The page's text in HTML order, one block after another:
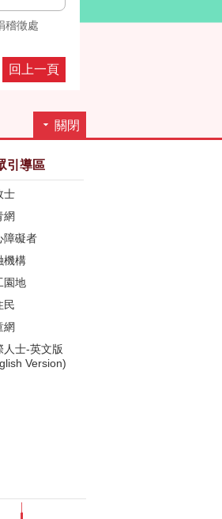
稽徵處
回上一頁
關閉
引導區
士
網
障礙者
機構
園地
民
網
人士-英文版
Version)